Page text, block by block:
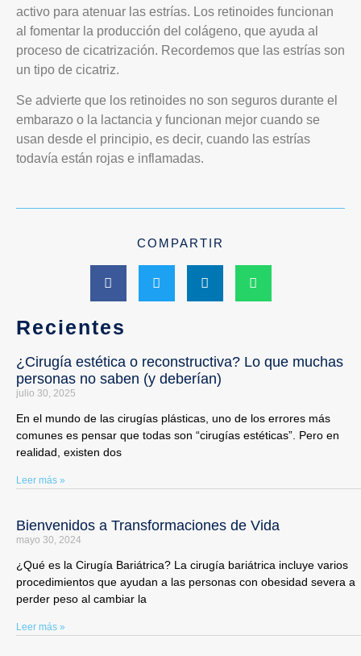
activo para atenuar las estrías. Los retinoides funcionan
al fomentar la producción del colágeno, que ayuda al
proceso de cicatrización. Recordemos que las estrías son
un tipo de cicatriz.
Se advierte que los retinoides no son seguros durante el
embarazo o la lactancia y funcionan mejor cuando se
usan desde el principio, es decir, cuando las estrías
todavía están rojas e inflamadas.
COMPARTIR
Recientes
¿Cirugía estética o reconstructiva? Lo que muchas
personas no saben (y deberían)
julio 30, 2025
En el mundo de las cirugías plásticas, uno de los errores más
comunes es pensar que todas son “cirugías estéticas”. Pero en
realidad, existen dos
Leer más »
Bienvenidos a Transformaciones de Vida
mayo 30, 2024
¿Qué es la Cirugía Bariátrica? La cirugía bariátrica incluye varios
procedimientos que ayudan a las personas con obesidad severa a
perder peso al cambiar la
Leer más »